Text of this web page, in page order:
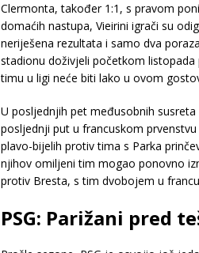
Clermonta, također 1:1, s pravom
domaćih nastupa, Vieirini igrači su
neriješena rezultata i samo dva
stadionu doživjeli početkom
timu u ligi neće biti lako u ovom
U posljednjih pet međusobnih
posljednji put u francuskom
plavo-bijelih protiv tima s Parka
njihov omiljeni tim mogao ponovno
protiv Bresta, s tim dvobojem u
PSG: Parižani pred